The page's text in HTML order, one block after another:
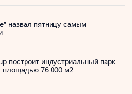
назвал пятницу самым
построит индустриальный парк
площадью 76 000 м2